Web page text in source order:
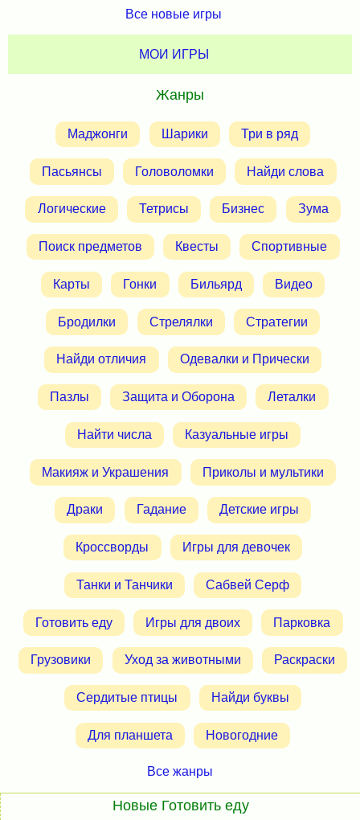
Все новые игры
МОИ ИГРЫ
Жанры
Маджонги Шарики Три в ряд
Пасьянсы Головоломки Найди слова
Логические Тетрисы Бизнес Зума
Поиск предметов Квесты Спортивные
Карты Гонки Бильярд Видео
Бродилки Стрелялки Стратегии
Найди отличия Одевалки и Прически
Пазлы Защита и Оборона Леталки
Найти числа Казуальные игры
Макияж и Украшения Приколы и мультики
Драки Гадание Детские игры
Кроссворды Игры для девочек
Танки и Танчики Сабвей Серф
Готовить еду Игры для двоих Парковка
Грузовики Уход за животными Раскраски
Сердитые птицы Найди буквы
Для планшета Новогодние
Все жанры
Новые Готовить еду